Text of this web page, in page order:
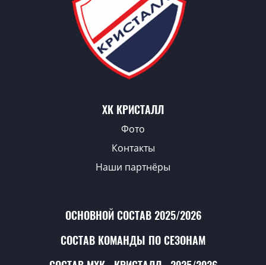
ХК КРИСТАЛЛ
Фото
Контакты
Наши партнёры
ОСНОВНОЙ СОСТАВ 2025/2026
СОСТАВ КОМАНДЫ ПО СЕЗОНАМ